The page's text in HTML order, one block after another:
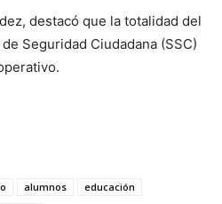
destacó que la totalidad del
Seguridad Ciudadana (SSC)
alumnos
educación